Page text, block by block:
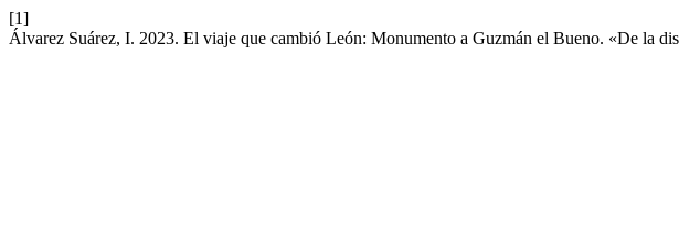
[1]
Álvarez Suárez, I. 2023. El viaje que cambió León: Monumento a Guzmán el Bueno. «De la